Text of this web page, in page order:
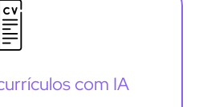
com IA